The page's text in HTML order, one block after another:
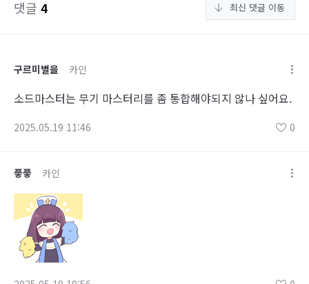
댓글 4 최신 댓글 이동
구르미별을 카인
소드마스터는 무기 마스터리를 좀 통합해야되지 않나 싶어요.
2025.05.19 11:46 0
픟픟 카인